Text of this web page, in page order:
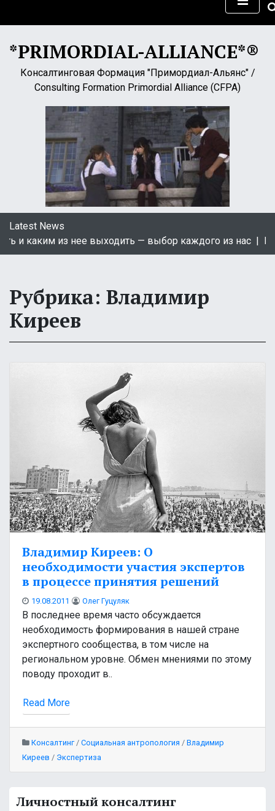
*PRIMORDIAL-ALLIANCE*®
Консалтинговая Формация "Примордиал-Альянс" /
Consulting Formation Primordial Alliance (CFPA)
Latest News
каким из нее выходить — выбор каждого из нас |
Рубрика: Владимир
Киреев
Владимир Киреев: О
необходимости участия экспертов
в процессе принятия решений
19.08.2011 Олег Гуцуляк
В последнее время часто обсуждается
необходимость формирования в нашей стране
экспертного сообщества, в том числе на
региональном уровне. Обмен мнениями по этому
поводу проходит в..
Read More
Консалтинг/ Социальная антропология / Владимир
Киреев / Экспертиза
Личностный консалтинг